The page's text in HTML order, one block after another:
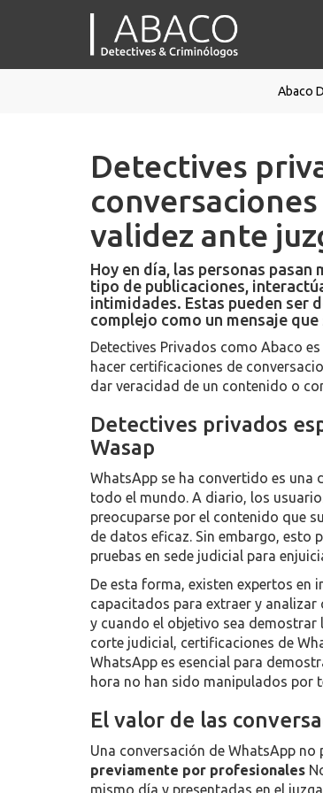
Abaco
Detectives
validez ante
Hoy en día, las personas
tipo de publicaciones,
intimidades. Estas pueden ser
complejo como un mensaje
Detectives Privados como Abaco
hacer certificaciones de
dar veracidad de un contenido o
Detectives privados
Wasap
WhatsApp se ha convertido es una
todo el mundo. A diario, los
preocuparse por el contenido que
de datos eficaz. Sin embargo, esto
pruebas en sede judicial para
De esta forma, existen expertos
capacitados para extraer y analizar
y cuando el objetivo sea
corte judicial, certificaciones de
WhatsApp es esencial para
hora no han sido manipulados por
El valor de las
Una conversación de WhatsApp no
previamente por profesionales
mismo día y presentadas en el